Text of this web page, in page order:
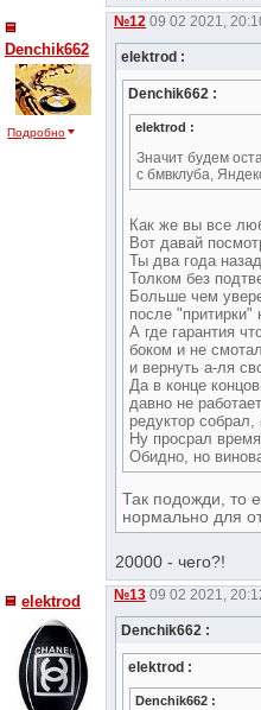
Denchik662
Подробно
№12 09 02 2021,
elektrod :
Denchik662 :
elektrod :
Значит будем
с бмвклуба,
Как же вы все
Вот давай
Ты два года
Толком без
Больше чем
после "притирки"
А где гарантия
боком и не
и вернуть а-ля
Да в конце
давно не
редуктор
Ну просрал
Обидно, но
Так подожди, то
нормально для
20000 - чего?!
elektrod №13 09 02 2021,
Denchik662 :
elektrod :
Denchik662 :